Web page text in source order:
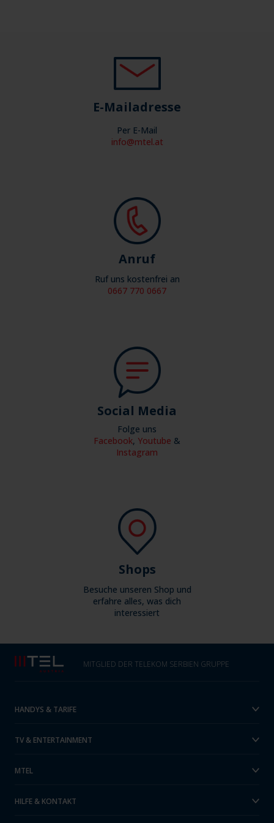
E-Mailadresse
Per E-Mail
info@mtel.at
Anruf
Ruf uns kostenfrei an
0667 770 0667
Social Media
Folge uns
Facebook, Youtube &
Instagram
Shops
Besuche unseren Shop und
erfahre alles, was dich
interessiert
MITGLIED DER TELEKOM SERBIEN GRUPPE
HANDYS & TARIFE
TV & ENTERTAINMENT
MTEL
HILFE & KONTAKT